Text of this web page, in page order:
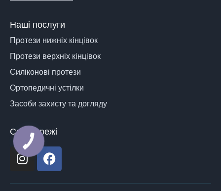
Наші послуги
Протези нижніх кінцівок
Протези верхніх кінцівок
Силіконові протези
Ортопедичні устілки
Засоби захисту та догляду
Соц мережі